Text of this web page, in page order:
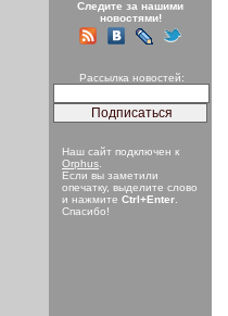
Следите за нашими
новостями!
Рассылка новостей:
Наш сайт подключен к
Orphus
Если вы заметили
опечатку, выделите слово
и нажмите Ctrl+Enter
Спасибо!